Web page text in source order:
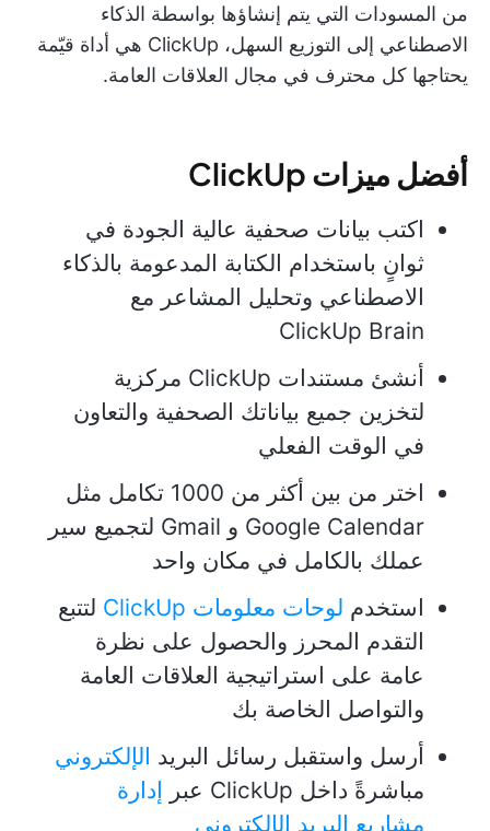
من المسودات التي يتم إنشاؤها بواسطة الذكاء
الاصطناعي إلى التوزيع السهل، ClickUp هي أداة قيّمة
يحتاجها كل محترف في مجال العلاقات العامة.
أفضل ميزات ClickUp
اكتب بيانات صحفية عالية الجودة في
ثوانٍ باستخدام الكتابة المدعومة بالذكاء
الاصطناعي وتحليل المشاعر مع
ClickUp Brain
أنشئ مستندات ClickUp مركزية
لتخزين جميع بياناتك الصحفية والتعاون
في الوقت الفعلي
اختر من بين أكثر من 1000 تكامل مثل
Google Calendar و Gmail لتجميع سير
عملك بالكامل في مكان واحد
استخدم لوحات معلومات ClickUp
لتتبع
التقدم المحرز والحصول على نظرة
عامة على استراتيجية العلاقات العامة
والتواصل الخاصة بك
أرسل واستقبل رسائل البريد الإلكتروني
مباشرةً داخل ClickUp عبر
إدارة
مشاريع البريد الإلكتروني